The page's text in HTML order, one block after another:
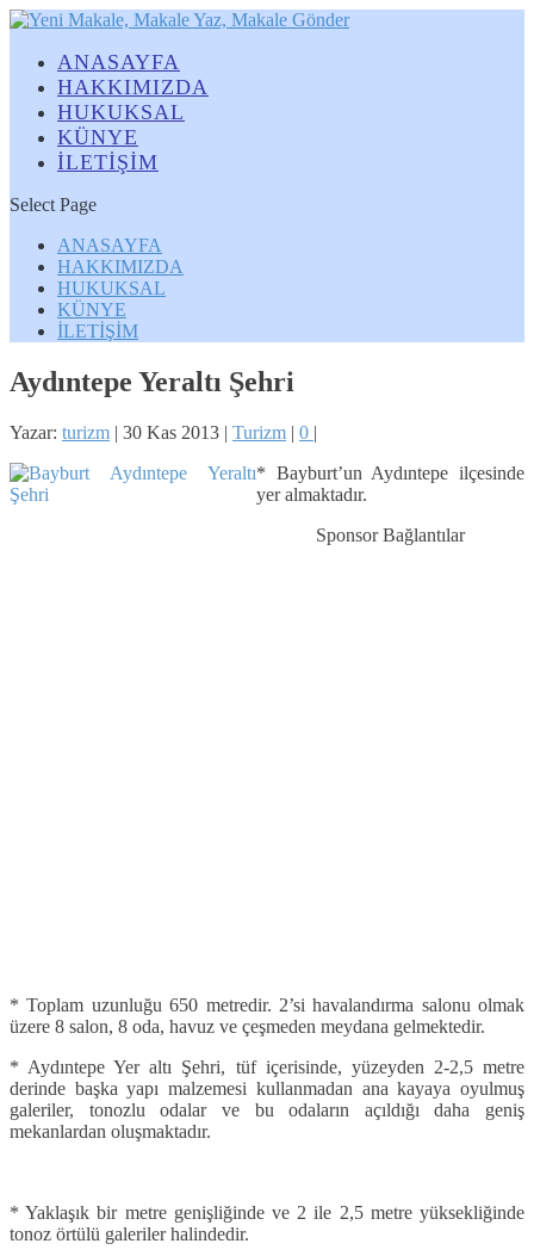
ANASAYFA
HAKKIMIZDA
HUKUKSAL
KÜNYE
İLETİŞİM
Select Page
ANASAYFA
HAKKIMIZDA
HUKUKSAL
KÜNYE
İLETİŞİM
Aydıntepe Yeraltı Şehri
Yazar: turizm | 30 Kas 2013 | Turizm | 0 |
* Bayburt’un Aydıntepe ilçesinde
yer almaktadır.
Sponsor Bağlantılar
* Toplam uzunluğu 650 metredir. 2’si havalandırma salonu olmak
üzere 8 salon, 8 oda, havuz ve çeşmeden meydana gelmektedir.
* Aydıntepe Yer altı Şehri, tüf içerisinde, yüzeyden 2-2,5 metre
derinde başka yapı malzemesi kullanmadan ana kayaya oyulmuş
galeriler, tonozlu odalar ve bu odaların açıldığı daha geniş
mekanlardan oluşmaktadır.
* Yaklaşık bir metre genişliğinde ve 2 ile 2,5 metre yüksekliğinde
tonoz örtülü galeriler halindedir.